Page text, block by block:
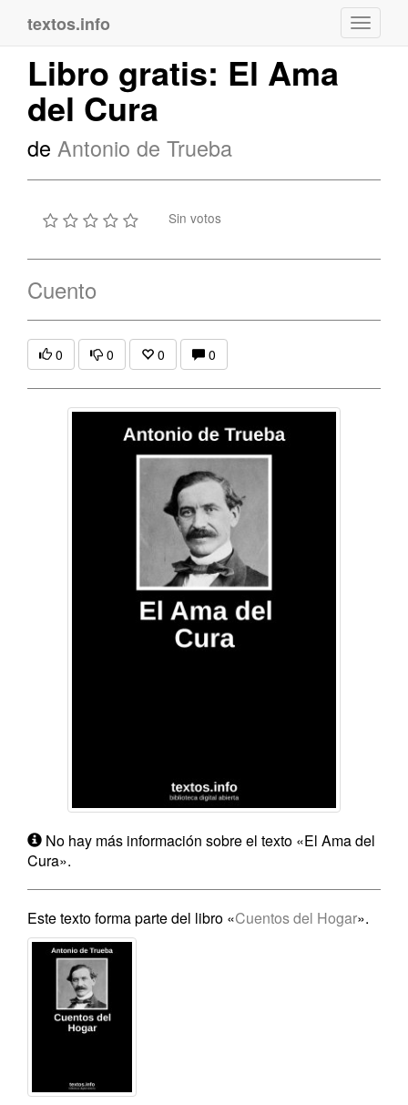
textos.info
Libro gratis: El Ama
del Cura
de Antonio de Trueba
Sin votos
Cuento
0 0 0 0
No hay más información sobre el texto «El Ama del
Cura».
Este texto forma parte del libro «Cuentos del Hogar».